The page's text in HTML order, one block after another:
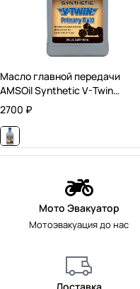
Масло главной передачи
AMSOil Synthetic V-Twin
Primary Fluid / Синтетическое /
0,946 л.
2700 ₽
Мото Эвакуатор
Мотоэвакуация до нас